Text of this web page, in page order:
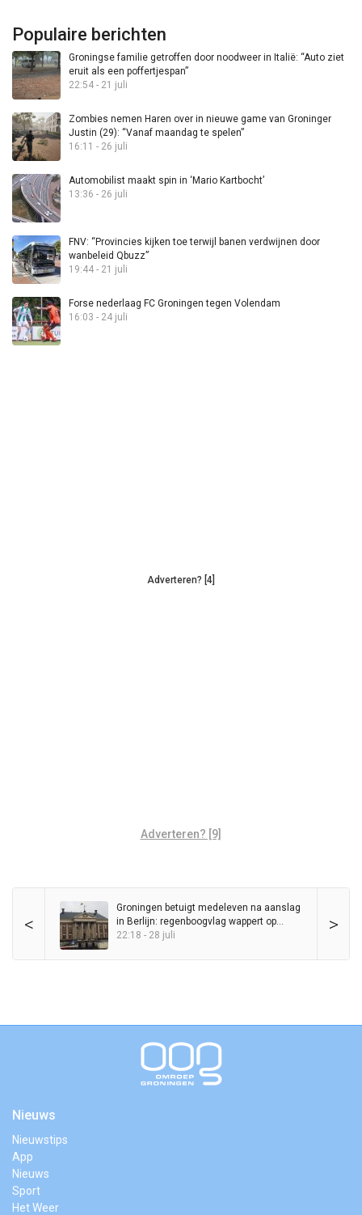
Populaire berichten
Groningse familie getroffen door noodweer in Italië: “Auto ziet
eruit als een poffertjespan”
22:54 - 21 juli
Zombies nemen Haren over in nieuwe game van Groninger
Justin (29): “Vanaf maandag te spelen”
16:11 - 26 juli
Automobilist maakt spin in ‘Mario Kartbocht’
13:36 - 26 juli
FNV: “Provincies kijken toe terwijl banen verdwijnen door
wanbeleid Qbuzz”
19:44 - 21 juli
Forse nederlaag FC Groningen tegen Volendam
16:03 - 24 juli
Adverteren? [4]
Adverteren? [9]
< >
Groningen betuigt medeleven na aanslag
in Berlijn: regenboogvlag wappert op
Stadhuis
22:18 - 28 juli
Nieuws
Nieuwstips
App
Nieuws
Sport
Het Weer